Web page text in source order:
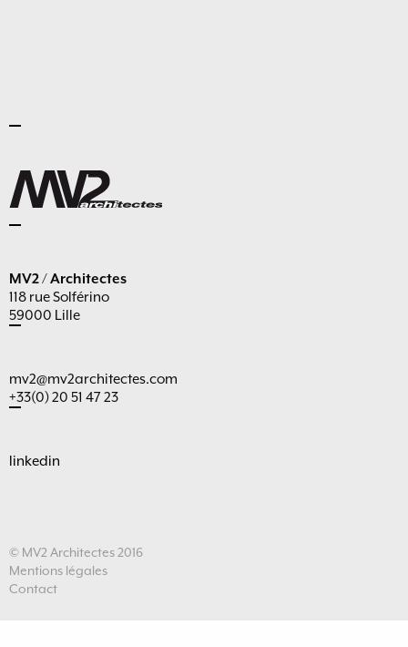
MV2 / Architectes
118 rue Solférino
59000 Lille
mv2@mv2architectes.com
+33(0) 20 51 47 23
linkedin
© MV2 Architectes 2016
Mentions légales
Contact